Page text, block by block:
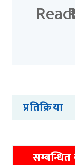
प्रतिक्रिया